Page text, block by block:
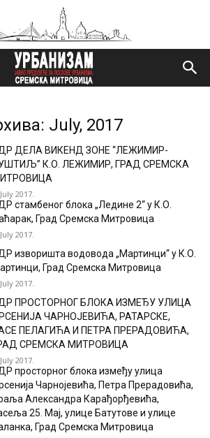
July, 2017
ДЕЛА ВИКЕНД ЗОНЕ “ЛЕЖИМИР-
К.О. ЛЕЖИМИР, ГРАД СРЕМСКА
2017.
стамбеног блока „Ледине 2“ у К.О.
Град Сремска Митровица
2017.
изворишта водовода „Мартинци“ у К.О.
Град Сремска Митровица
2017.
ПРОСТОРНОГ БЛОКА ИЗМЕЂУ УЛИЦА
ЧАРНОЈЕВИЋА, РАТАРСКЕ,
ПЕЛАГИЋА И ПЕТРА ПРЕРАДОВИЋА,
СРЕМСКА МИТРОВИЦА
2017.
просторног блока између улица
Чарнојевића, Петра Прерадовића,
Александра Карађорђевића,
25. Мај, улице Батутове и улице
Град Сремска Митровица